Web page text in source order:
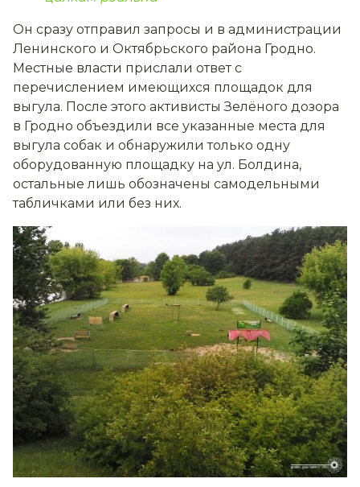
Он сразу отправил запросы и в администрации
Ленинского и Октябрьского района Гродно.
Местные власти прислали ответ с
перечислением имеющихся площадок для
выгула. После этого активисты Зелёного дозора
в Гродно объездили все указанные места для
выгула собак и обнаружили только одну
оборудованную площадку на ул. Болдина,
остальные лишь обозначены самодельными
табличками или без них.